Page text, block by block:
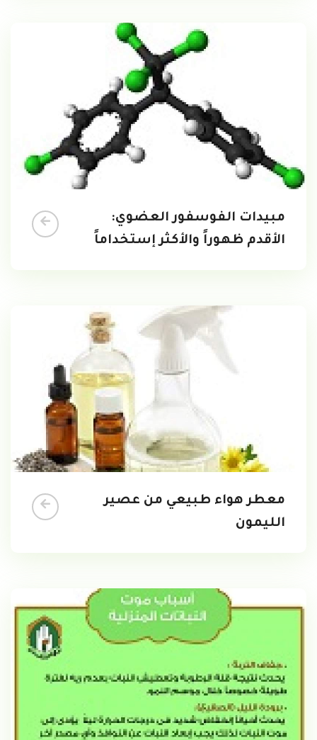
مبيدات الفوسفور العضوي:
الأقدم ظهوراً والأكثر إستخداماً
معطر هواء طبيعي من عصير
الليمون